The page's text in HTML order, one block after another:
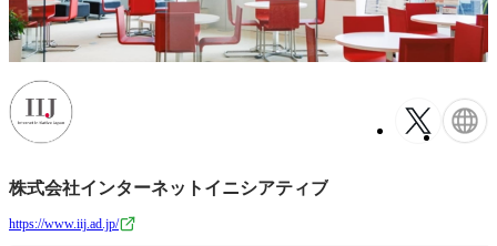
株式会社インターネットイニシアティブ
https://www.iij.ad.jp/